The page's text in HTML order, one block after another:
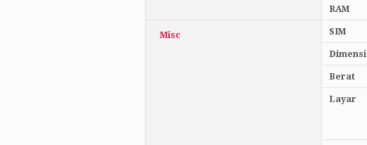
RAM
Misc SIM
Dimensi
Berat
Layar